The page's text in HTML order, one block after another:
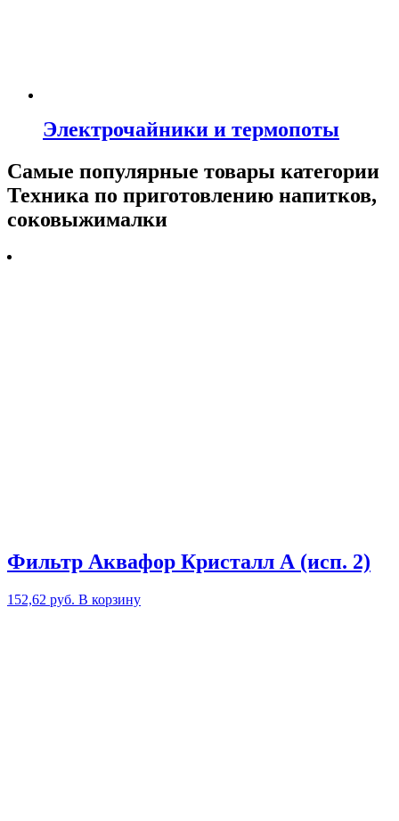
Электрочайники и термопоты
Самые популярные товары категории
Техника по приготовлению напитков,
соковыжималки
Фильтр Аквафор Кристалл А (исп. 2)
152,62 руб. В корзину